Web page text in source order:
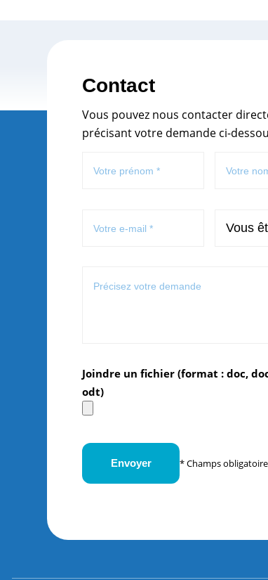
Contact
Vous pouvez nous contacter
précisant votre demande ci-
Joindre un fichier (format : doc,
odt)
* Champs